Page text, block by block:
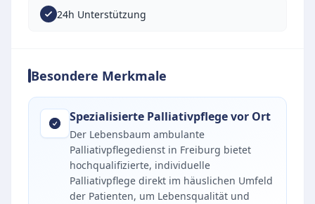
24h Unterstützung
Besondere Merkmale
Spezialisierte Palliativpflege vor Ort
Der Lebensbaum ambulante
Palliativpflegedienst in Freiburg bietet
hochqualifizierte, individuelle
Palliativpflege direkt im häuslichen Umfeld
der Patienten, um Lebensqualität und